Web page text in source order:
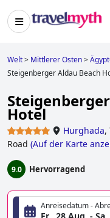
Welt> Mittlerer Osten>
Steigenberger Aldau Beach
Hotel
Hurghada,
Road (Auf der Karte
9.0 Hervorragend
Anreisedatum -